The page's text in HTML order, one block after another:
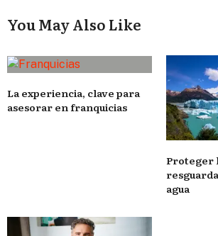
You May Also Like
La experiencia, clave para
asesorar en franquicias
Proteger
agua